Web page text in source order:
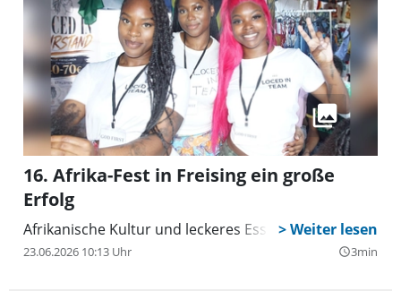
16. Afrika-Fest in Freising ein große
Erfolg
Afrikanische Kultur und leckeres Essen
23.06.2026 10:13 Uhr query_builder3min